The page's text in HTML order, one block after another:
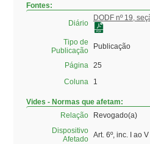
Fontes:
Diário
DODF nº 19,
Tipo de
Publicação
Publicação
Página
25
Coluna
1
Vides - Normas que afetam:
Relação
Revogado(a)
Dispositivo
Afetado Art. 6º, inc. I ao V